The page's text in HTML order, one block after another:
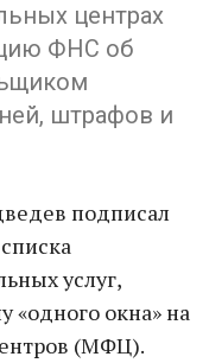
центрах
ФНС об
штрафов и
подписал
услуг,
«одного окна» на
(МФЦ).